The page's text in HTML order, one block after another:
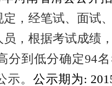
定，经笔试、面试
，根据考试成绩
分到低分确定94
。 公示期为: